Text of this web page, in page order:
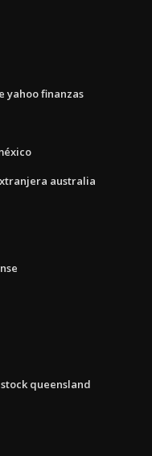
yahoo finanzas
australia
queensland